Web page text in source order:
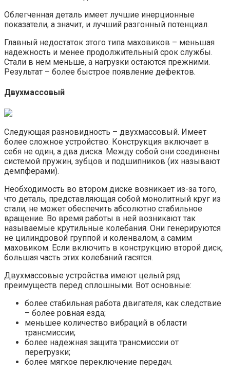
Облегченная деталь имеет лучшие инерционные
показатели, а значит, и лучший разгонный потенциал.
Главный недостаток этого типа маховиков – меньшая
надежность и менее продолжительный срок службы.
Стали в нем меньше, а нагрузки остаются прежними.
Результат – более быстрое появление дефектов.
Двухмассовый
Следующая разновидность – двухмассовый. Имеет
более сложное устройство. Конструкция включает в
себя не один, а два диска. Между собой они соединены
системой пружин, зубцов и подшипников (их называют
демпферами).
Необходимость во втором диске возникает из-за того,
что деталь, представляющая собой монолитный круг из
стали, не может обеспечить абсолютно стабильное
вращение. Во время работы в ней возникают так
называемые крутильные колебания. Они генерируются
не цилиндровой группой и коленвалом, а самим
маховиком. Если включить в конструкцию второй диск,
большая часть этих колебаний гасятся.
Двухмассовые устройства имеют целый ряд
преимуществ перед сплошными. Вот основные:
более стабильная работа двигателя, как следствие
– более ровная езда;
меньшее количество вибраций в области
трансмиссии;
более надежная защита трансмиссии от
перегрузки;
более мягкое переключение передач.